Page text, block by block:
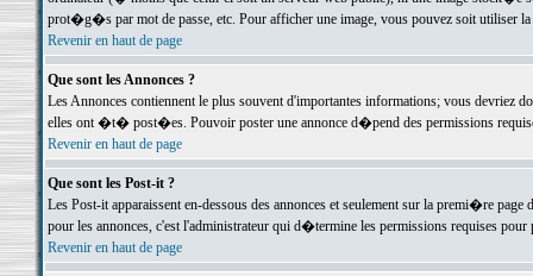
prot�g�s par mot de passe, etc. Pour afficher une image, vous pouvez soit
Revenir en haut de page
Que sont les Annonces ?
Les Annonces contiennent le plus souvent d'importantes informations; vous devriez
elles ont �t� post�es. Pouvoir poster une annonce d�pend des permissions
Revenir en haut de page
Que sont les Post-it ?
Les Post-it apparaissent en-dessous des annonces et seulement sur la premi�re
pour les annonces, c'est l'administrateur qui d�termine les permissions requises pour
Revenir en haut de page